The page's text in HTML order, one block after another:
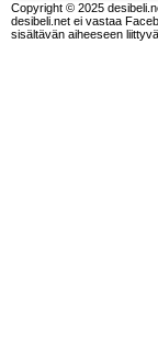
Copyright © 2025
desibeli.net ei vastaa
sisältävän aiheeseen